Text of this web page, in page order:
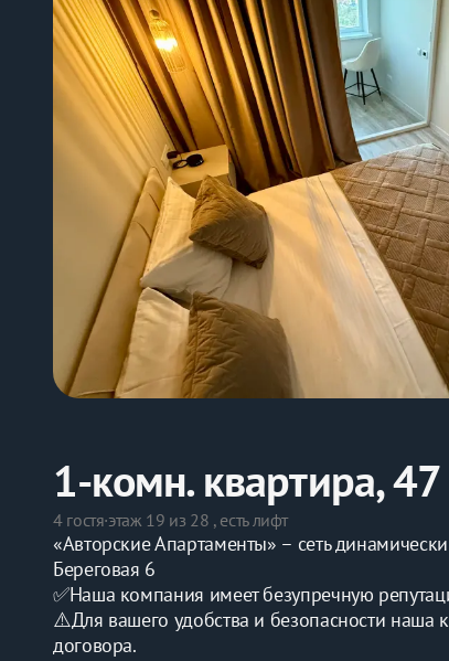
1-комн. квартира,
4 гостя·этаж 19 из 28 , есть лифт
«Aвторcкие Апapтаменты» – сеть
Береговая 6
✅Наша компания имеет безупречную
⚠️Для вашего удобства и безопасности наша
договора.